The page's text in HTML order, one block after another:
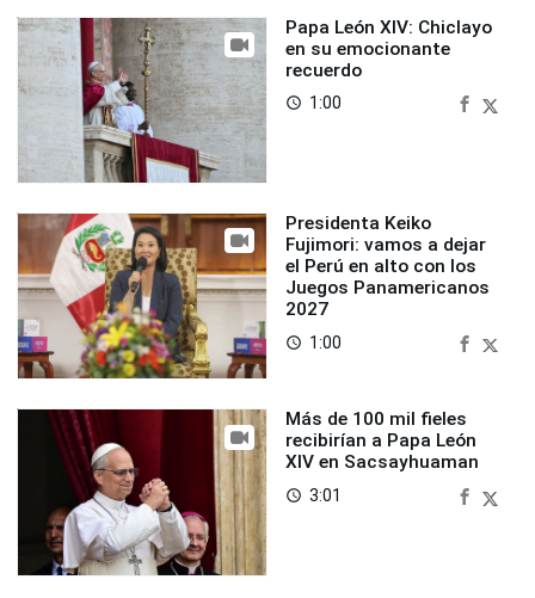
Papa León XIV: Chiclayo
en su emocionante
recuerdo
access_time 1:00
Presidenta Keiko
Fujimori: vamos a dejar
el Perú en alto con los
Juegos Panamericanos
2027
access_time 1:00
Más de 100 mil fieles
recibirían a Papa León
XIV en Sacsayhuaman
access_time 3:01